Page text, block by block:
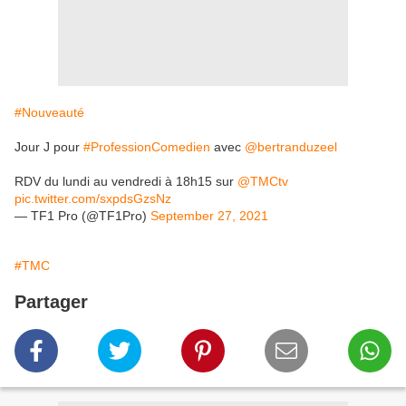
#Nouveauté
Jour J pour #ProfessionComedien avec @bertranduzeel
RDV du lundi au vendredi à 18h15 sur @TMCtv
pic.twitter.com/sxpdsGzsNz
— TF1 Pro (@TF1Pro) September 27, 2021
#TMC
Partager